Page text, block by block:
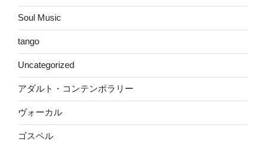
Soul Music
tango
Uncategorized
アダルト・コンテンポラリー
ヴォーカル
ゴスペル